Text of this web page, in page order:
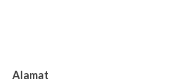
Alamat